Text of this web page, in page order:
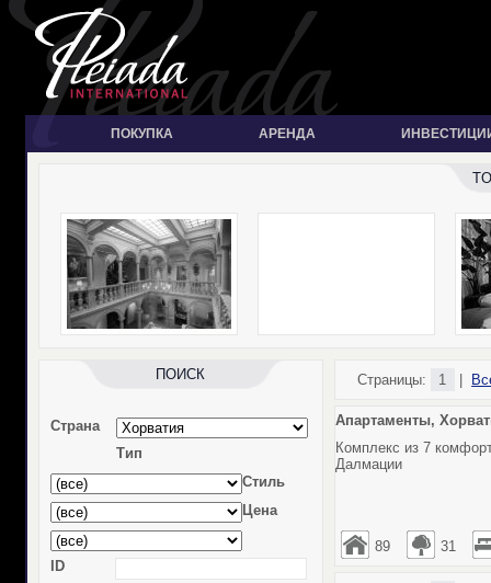
ПОКУПКА АРЕНДА
ПОИСК
Страна
Тип
Стиль
Цена
ID
Страницы: 1
Апартаменты,
Комплекс из 7
Далмации
89 31